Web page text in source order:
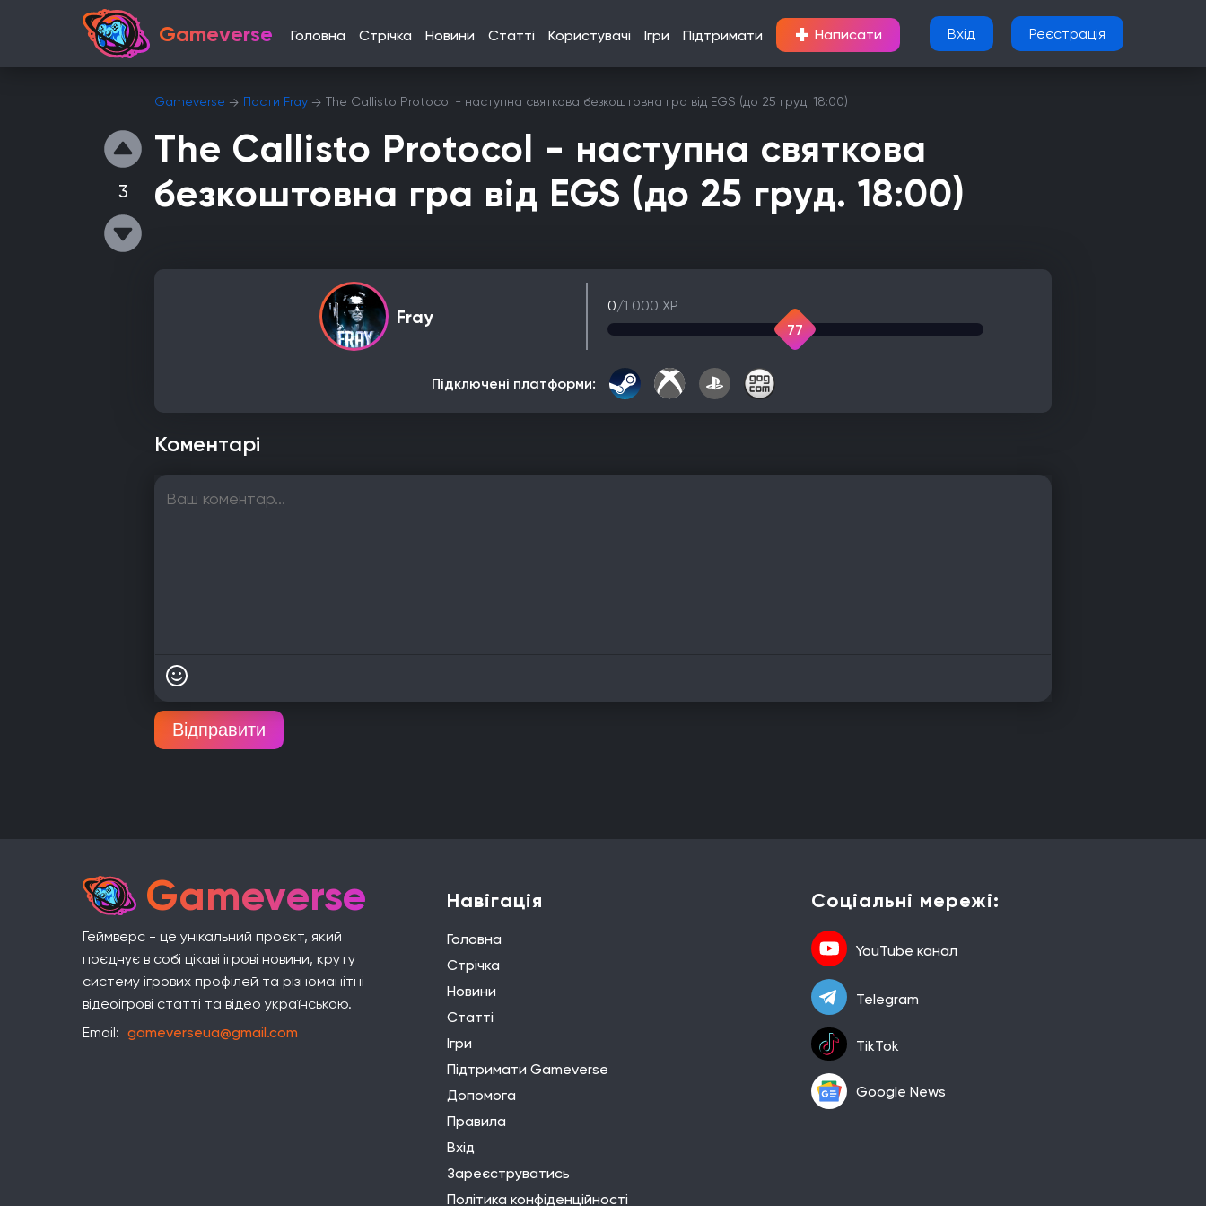
Gameverse Головна Стрічка Новини Статті Користувачі Ігри Підтримати + Написати Вхід Реєстрація
Gameverse Пости Fray The Callisto Protocol - наступна святкова безкоштовна гра від EGS (до 25 груд. 18:00)
3
The Callisto Protocol - наступна святкова
безкоштовна гра від EGS (до 25 груд. 18:00)
Fray 0/1 000 XP
77
Підключені платформи:
Коментарі
Відправити
Gameverse
Геймверс - це унікальний проєкт, який
поєднує в собі цікаві ігрові новини, круту
систему ігрових профілей та різноманітні
відеоігрові статті та відео українською.
Email: gameverseua@gmail.com
Навігація
Головна
Стрічка
Новини
Статті
Ігри
Підтримати Gameverse
Допомога
Правила
Вхід
Зареєструватись
Політика конфіденційності
Соціальні мережі:
YouTube канал
Telegram
TikTok
Google News